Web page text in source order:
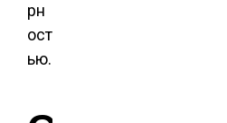
рн
ост
ью.